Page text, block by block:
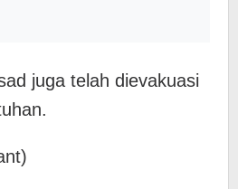
juga telah dievakuasi